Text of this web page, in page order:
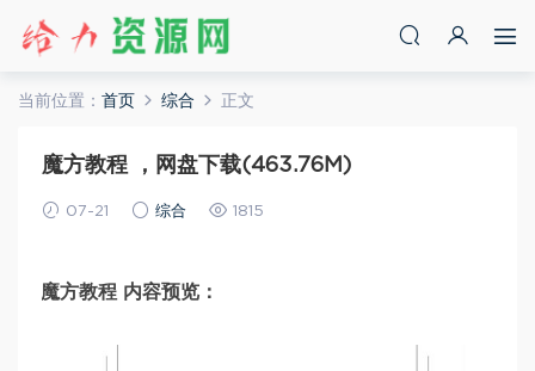
当前位置： 首页 综合 正文
魔方教程 ，网盘下载(463.76M)
07-21 综合 1815
魔方教程 内容预览：